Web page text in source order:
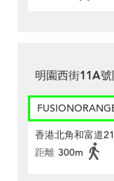
明園西街11A
香港北角和富道
距離 300m